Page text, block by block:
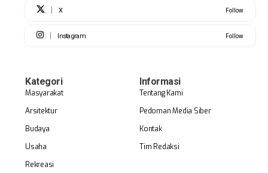
X Follow
Instagram Follow
Kategori
Masyarakat
Arsitektur
Budaya
Usaha
Rekreasi
Informasi
Tentang Kami
Pedoman Media Siber
Kontak
Tim Redaksi